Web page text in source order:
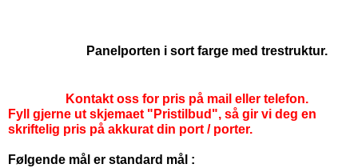
Panelporten i sort farge med trestruktur.
Kontakt oss for pris på mail eller telefon.
Fyll gjerne ut skjemaet "Pristilbud", så gir vi deg en
skriftelig pris på akkurat din port / porter.
Følgende mål er standard mål :